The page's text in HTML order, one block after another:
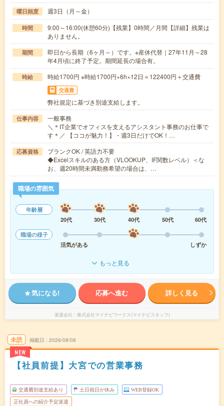
曜日頻度 週3日（月～金）
時間
9:00～16:00(休憩60分)【残業】0時間／月間【詳細】残業は
ありません。
期間
即日から長期（6ヶ月～）です。※産休代替｜27年11月～28
年4月頃に終了予定。期間延長の場合有。
時給 時給1700円 ※時給1700円×6h×12日＝122400円＋交通費
交通費
弊社規定に基づき別途支給します。
仕事内容
一般事務
＼＊IT企業でオフィスを支えるアシスタント事務のお仕事で
す＊／ 【ココが魅力！】・週3日だけでOK！…
応募資格
ブランクOK / 英語力不要
◆Excelスキルのある方（VLOOKUP、IF関数レベル）＜な
お、週20時間未満勤務希望の場合は、…
職場の雰囲気
年齢層
20代
30代 40代 50代
60代
職場の様子
活気がある
しずか
もっと見る
気になる! 応募へ進む 詳しく見る
派遣会社 株式会社マイナビワークス(マイナビスタッフ)
未読
NEW
掲載日 2026/08/08
【社員前提】大宮での営業事務
交通費別途支給あり 土日祝日が休み WEB登録OK
正社員への紹介予定派遣